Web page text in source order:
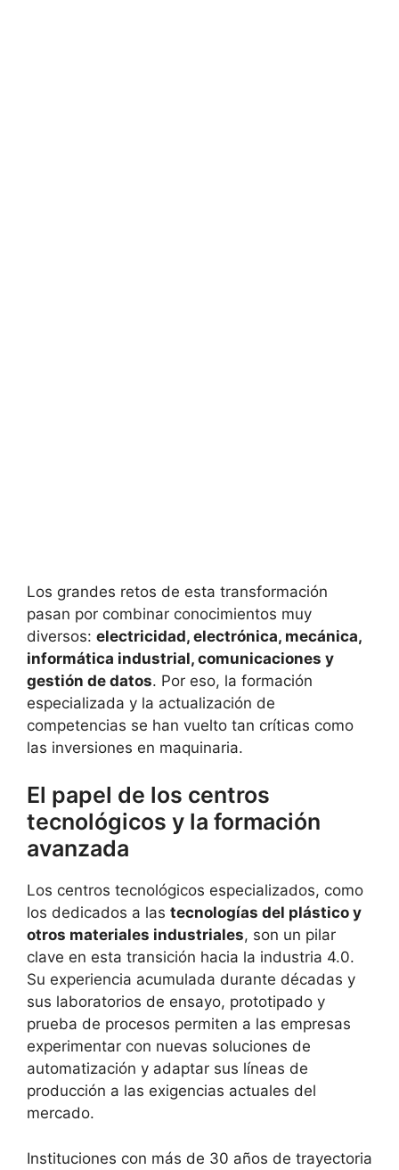
Los grandes retos de esta transformación
pasan por combinar conocimientos muy
diversos: electricidad, electrónica, mecánica,
informática industrial, comunicaciones y
gestión de datos. Por eso, la formación
especializada y la actualización de
competencias se han vuelto tan críticas como
las inversiones en maquinaria.
El papel de los centros
tecnológicos y la formación
avanzada
Los centros tecnológicos especializados, como
los dedicados a las tecnologías del plástico y
otros materiales industriales, son un pilar
clave en esta transición hacia la industria 4.0.
Su experiencia acumulada durante décadas y
sus laboratorios de ensayo, prototipado y
prueba de procesos permiten a las empresas
experimentar con nuevas soluciones de
automatización y adaptar sus líneas de
producción a las exigencias actuales del
mercado.
Instituciones con más de 30 años de trayectoria